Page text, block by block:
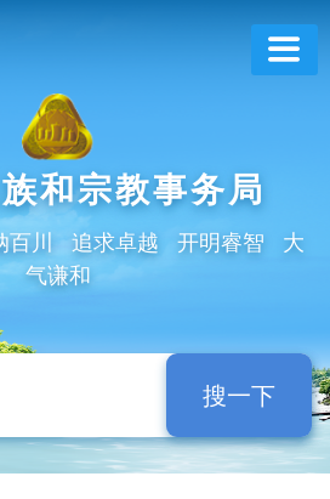
和宗教事务局
百川 追求卓越 开明睿智 大
气谦和
搜一下